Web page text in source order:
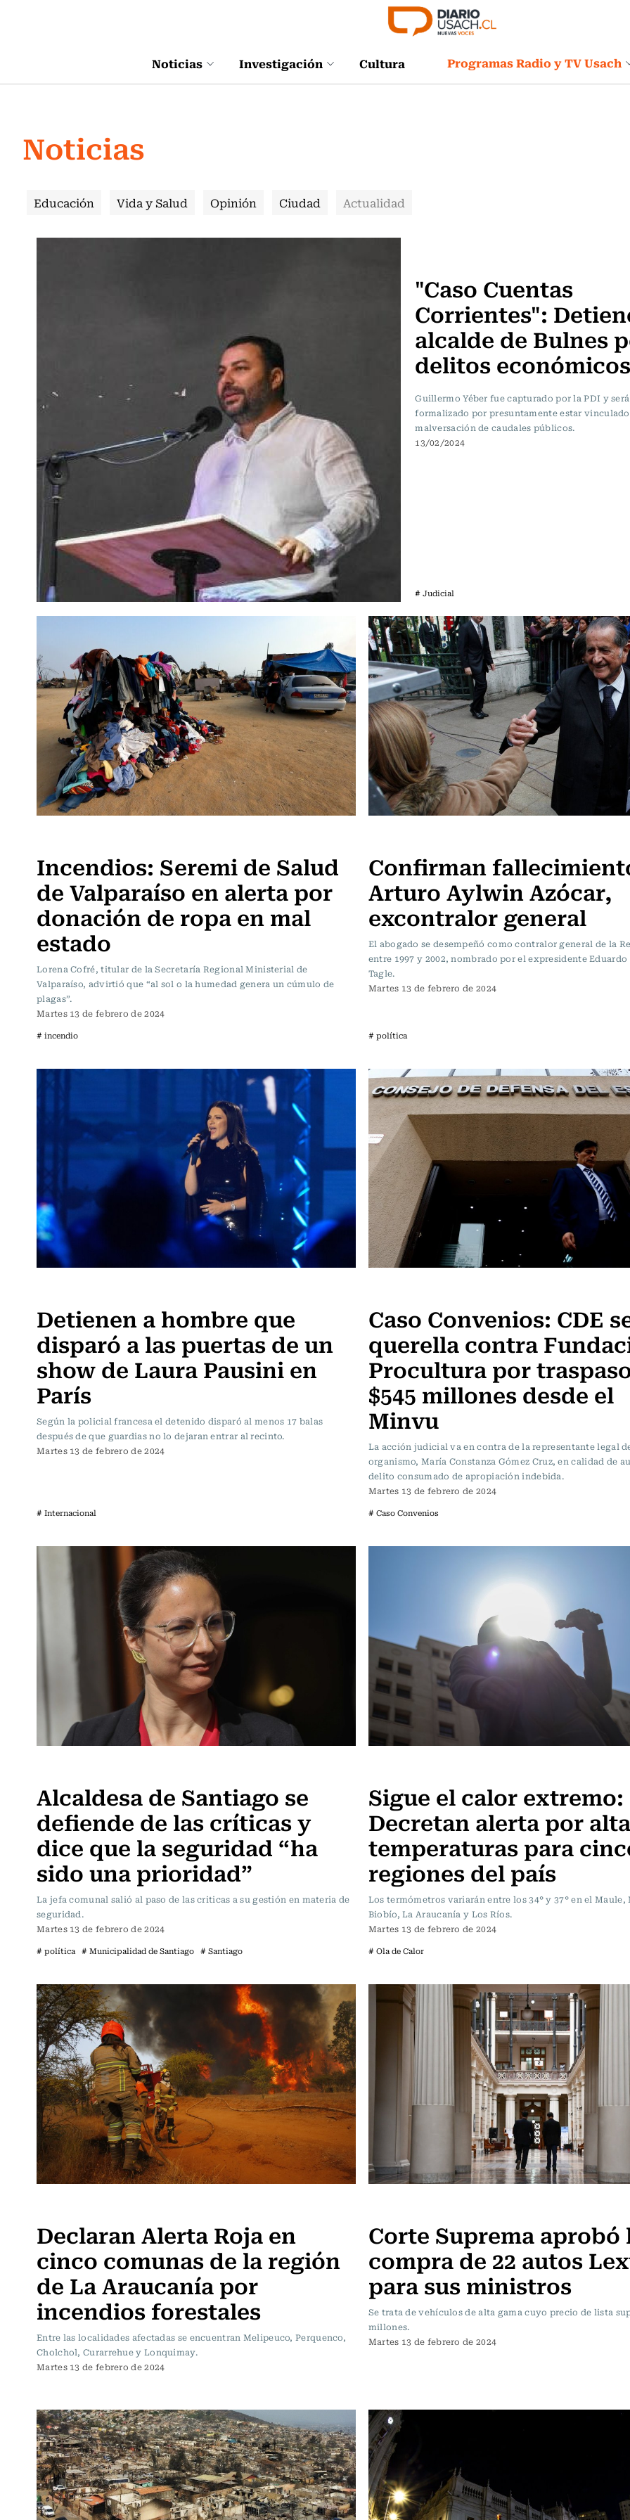
Noticias Investigación Cultura Programas Radio y TV Usach
Noticias
Educación Vida y Salud Opinión Ciudad Actualidad
"Caso Cuentas
Corrientes":
alcalde de Bulnes
delitos
Guillermo Yéber fue capturado por la PDI y será
formalizado por presuntamente estar
malversación de caudales públicos.
13/02/2024
# Judicial
Incendios: Seremi de Salud
de Valparaíso en alerta por
donación de ropa en mal
estado
Lorena Cofré, titular de la Secretaría Regional Ministerial de
Valparaíso, advirtió que “al sol o la humedad genera un cúmulo de
plagas”.
Martes 13 de febrero de 2024
# incendio
Confirman
Arturo Aylwin Azócar,
excontralor general
El abogado se desempeñó como contralor general de la
entre 1997 y 2002, nombrado por el expresidente Eduardo
Tagle.
Martes 13 de febrero de 2024
# política
Detienen a hombre que
disparó a las puertas de un
show de Laura Pausini en
París
Según la policial francesa el detenido disparó al menos 17 balas
después de que guardias no lo dejaran entrar al recinto.
Martes 13 de febrero de 2024
# Internacional
Caso Convenios: CDE
querella contra
Procultura por
$545 millones desde el
Minvu
La acción judicial va en contra de la representante legal
organismo, María Constanza Gómez Cruz, en calidad de
delito consumado de apropiación indebida.
Martes 13 de febrero de 2024
# Caso Convenios
Alcaldesa de Santiago se
defiende de las críticas y
dice que la seguridad “ha
sido una prioridad”
La jefa comunal salió al paso de las criticas a su gestión en materia de
seguridad.
Martes 13 de febrero de 2024
# política # Municipalidad de Santiago # Santiago
Sigue el calor extremo:
Decretan alerta por
temperaturas para
regiones del país
Los termómetros variarán entre los 34° y 37° en el Maule,
Biobío, La Araucanía y Los Ríos.
Martes 13 de febrero de 2024
# Ola de Calor
Declaran Alerta Roja en
cinco comunas de la región
de La Araucanía por
incendios forestales
Entre las localidades afectadas se encuentran Melipeuco, Perquenco,
Cholchol, Curarrehue y Lonquimay.
Martes 13 de febrero de 2024
Corte Suprema aprobó
compra de 22 autos
para sus ministros
Se trata de vehículos de alta gama cuyo precio de lista
millones.
Martes 13 de febrero de 2024